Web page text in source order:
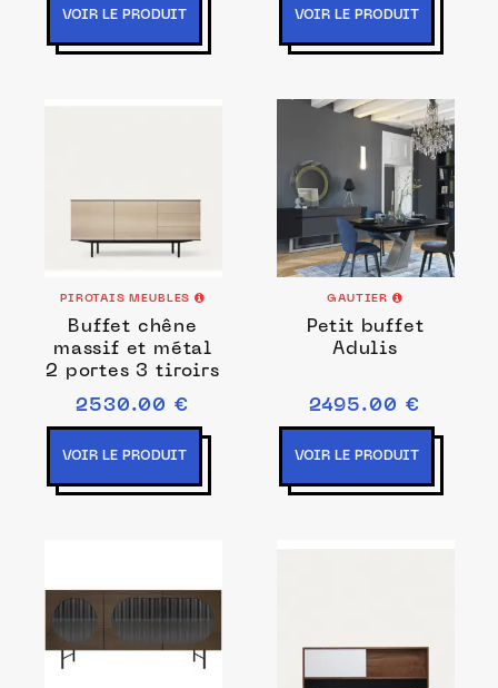
VOIR LE PRODUIT VOIR LE PRODUIT
PIROTAIS MEUBLES
Buffet chêne
massif et métal
2 portes 3 tiroirs
2530.00 €
VOIR LE PRODUIT
GAUTIER
Petit buffet
Adulis
2495.00 €
VOIR LE PRODUIT